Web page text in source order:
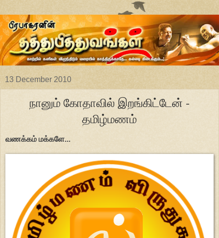
13 December 2010
நானும் கோதாவில் இறங்கிட்டேன் -
தமிழ்மணம்
வணக்கம் மக்களே...